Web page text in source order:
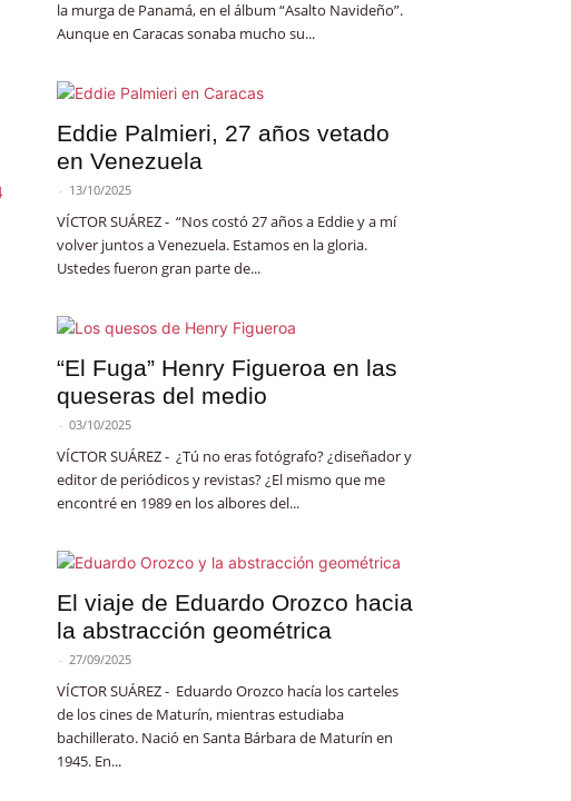
la murga de Panamá, en el álbum “Asalto Navideño”.
Aunque en Caracas sonaba mucho su...
Eddie Palmieri, 27 años vetado
en Venezuela
- 13/10/2025
VÍCTOR SUÁREZ - “Nos costó 27 años a Eddie y a mí
volver juntos a Venezuela. Estamos en la gloria.
Ustedes fueron gran parte de...
“El Fuga” Henry Figueroa en las
queseras del medio
- 03/10/2025
VÍCTOR SUÁREZ - ¿Tú no eras fotógrafo? ¿diseñador y
editor de periódicos y revistas? ¿El mismo que me
encontré en 1989 en los albores del...
El viaje de Eduardo Orozco hacia
la abstracción geométrica
- 27/09/2025
VÍCTOR SUÁREZ - Eduardo Orozco hacía los carteles
de los cines de Maturín, mientras estudiaba
bachillerato. Nació en Santa Bárbara de Maturín en
1945. En...